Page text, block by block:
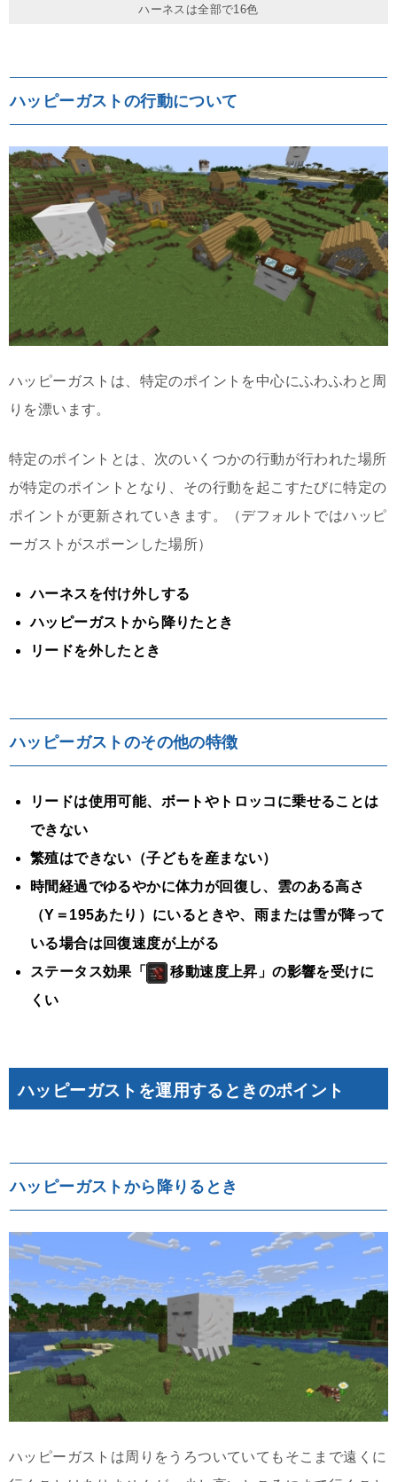
ハーネスは全部で16色
ハッピーガストの行動について
ハッピーガストは、特定のポイントを中心にふわふわと周
りを漂います。
特定のポイントとは、次のいくつかの行動が行われた場所
が特定のポイントとなり、その行動を起こすたびに特定の
ポイントが更新されていきます。（デフォルトではハッピ
ーガストがスポーンした場所）
ハーネスを付け外しする
ハッピーガストから降りたとき
リードを外したとき
ハッピーガストのその他の特徴
リードは使用可能、ボートやトロッコに乗せることは
できない
繁殖はできない（子どもを産まない）
時間経過でゆるやかに体力が回復し、雲のある高さ
（Y＝195あたり）にいるときや、雨または雪が降って
いる場合は回復速度が上がる
ステータス効果「
移動速度上昇」の影響を受けに
くい
ハッピーガストを運用するときのポイント
ハッピーガストから降りるとき
ハッピーガストは周りをうろついていてもそこまで遠くに